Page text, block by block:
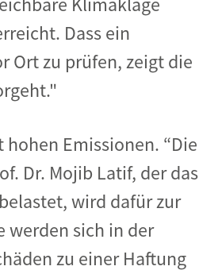
Dass ein
Ort zu prüfen, zeigt die
Emissionen. “Die
Dr. Mojib Latif, der das
wird dafür zur
werden sich in der
zu einer Haftung